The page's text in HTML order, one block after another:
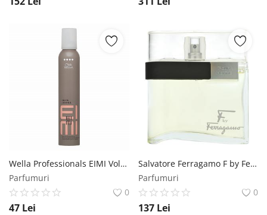
Wella Professionals EIMI Volume Shape Control intaritor spuma fixare puternică 300 ml Wella Professionals
Parfumuri
0
47 Lei
Salvatore Ferragamo F by Ferragamo Pour Homme eau de Toilette pentru barbati 100 ml Salvatore Ferragamo
Parfumuri
0
137 Lei